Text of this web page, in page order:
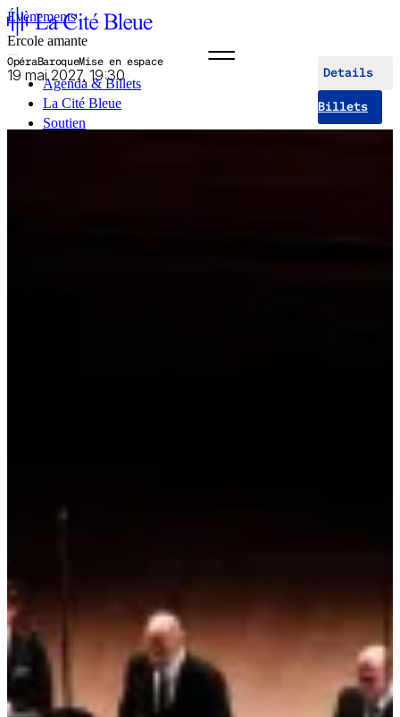
Agenda & Billets
La Cité Bleue
Soutien
Évènements
Ercole amante
OpéraBaroqueMise en espace
19 mai 2027, 19:30 Details
Billets